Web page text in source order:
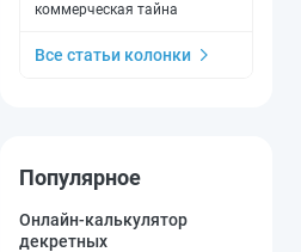
коммерческая тайна
Все статьи колонки
Популярное
Онлайн-калькулятор
декретных